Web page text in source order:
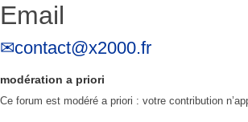
Email
contact@x2000.fr
modération a priori
Ce forum est modéré a priori : votre contribution